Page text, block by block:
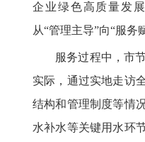
企业绿色高质量发
从“管理主导”向“服务
服务过程中，市
实际，通过实地走访
结构和管理制度等情
水补水等关键用水环